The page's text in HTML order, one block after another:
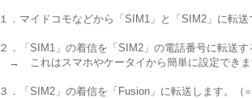
１．マイドコモなどから「SIM1」と「SIM2」に転
２．「SIM1」の着信を「SIM2」の電話番号に転送す
→ これはスマホやケータイから簡単に設定できま
３．「SIM2」の着信を「Fusion」に転送します。（※